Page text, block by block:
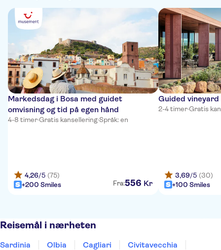
Markedsdag i Bosa med guidet
omvisning og tid på egen hånd
4-8 timer·Gratis kansellering·Språk: en
4,26/5 (75)
+200 Smiles
Fra:556 Kr
Guided
2-4 timer·Gratis
3,69/5 (30)
+100 Smiles
Reisemål i nærheten
Sardinia Olbia Cagliari
Civitavecchia